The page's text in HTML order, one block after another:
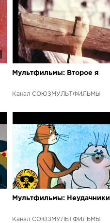
Мультфильмы: Второе я
Канал СОЮЗМУЛЬТФИЛЬМЫ
Мультфильмы: Неудачники
Канал СОЮЗМУЛЬТФИЛЬМЫ